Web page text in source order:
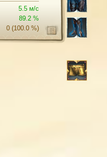
5.5 м/с
89.2 %
(100.0 %)
0